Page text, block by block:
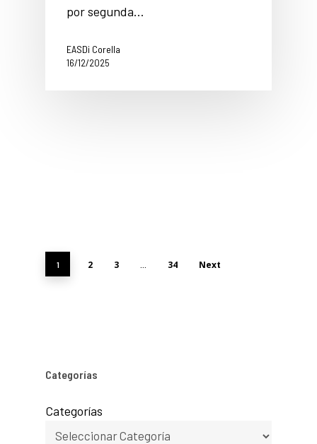
por segunda…
EASDi Corella
16/12/2025
1 2 3 34 Next
Categorías
Categorías